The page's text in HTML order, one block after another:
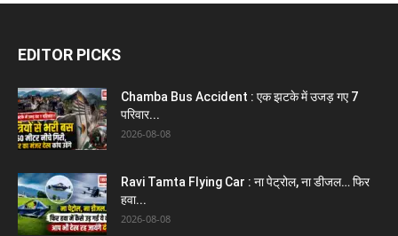
EDITOR PICKS
Chamba Bus Accident : एक झटके में उजड़ गए 7
परिवार...
2026-08-08
Ravi Tamta Flying Car : ना पेट्रोल, ना डीजल… फिर
हवा...
2026-08-08